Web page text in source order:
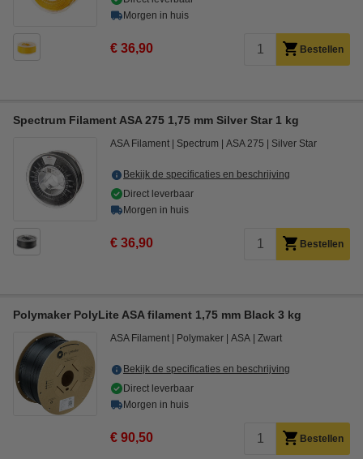
Morgen in huis
€ 36,90 Bestellen
Spectrum Filament ASA 275 1,75 mm Silver Star 1 kg
ASA Filament Spectrum ASA 275 Silver Star
Bekijk de specificaties en beschrijving
Direct leverbaar
Morgen in huis
€ 36,90 Bestellen
Polymaker PolyLite ASA filament 1,75 mm Black 3 kg
ASA Filament Polymaker ASA Zwart
Bekijk de specificaties en beschrijving
Direct leverbaar
Morgen in huis
€ 90,50 Bestellen